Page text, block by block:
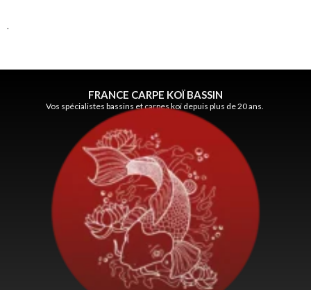
.
FRANCE CARPE KOÏ BASSIN
Vos spécialistes bassins et carpes koï depuis plus de 20 ans.